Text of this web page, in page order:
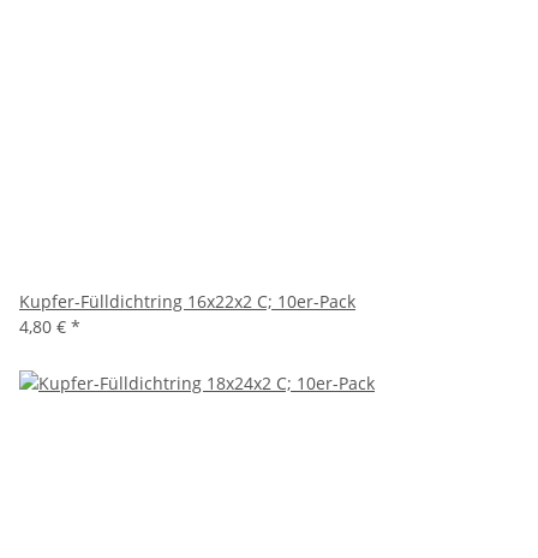
Kupfer-Fülldichtring 16x22x2 C; 10er-Pack
4,80 € *